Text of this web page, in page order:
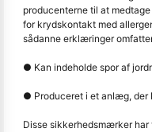
producenterne til at
for krydskontakt med
sådanne erklæringer
● Kan indeholde spor af
● Produceret i et anlæg, der
Disse sikkerhedsmærker